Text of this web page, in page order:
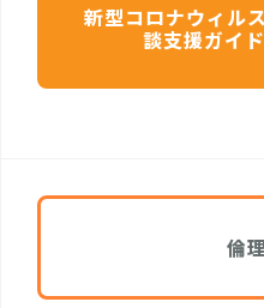
新型コロナウィル
談支援ガイ
倫